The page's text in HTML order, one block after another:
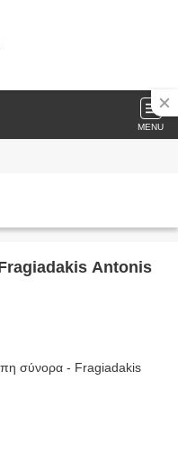
MENU
Antonis